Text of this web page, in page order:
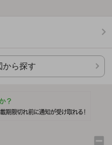
から探す